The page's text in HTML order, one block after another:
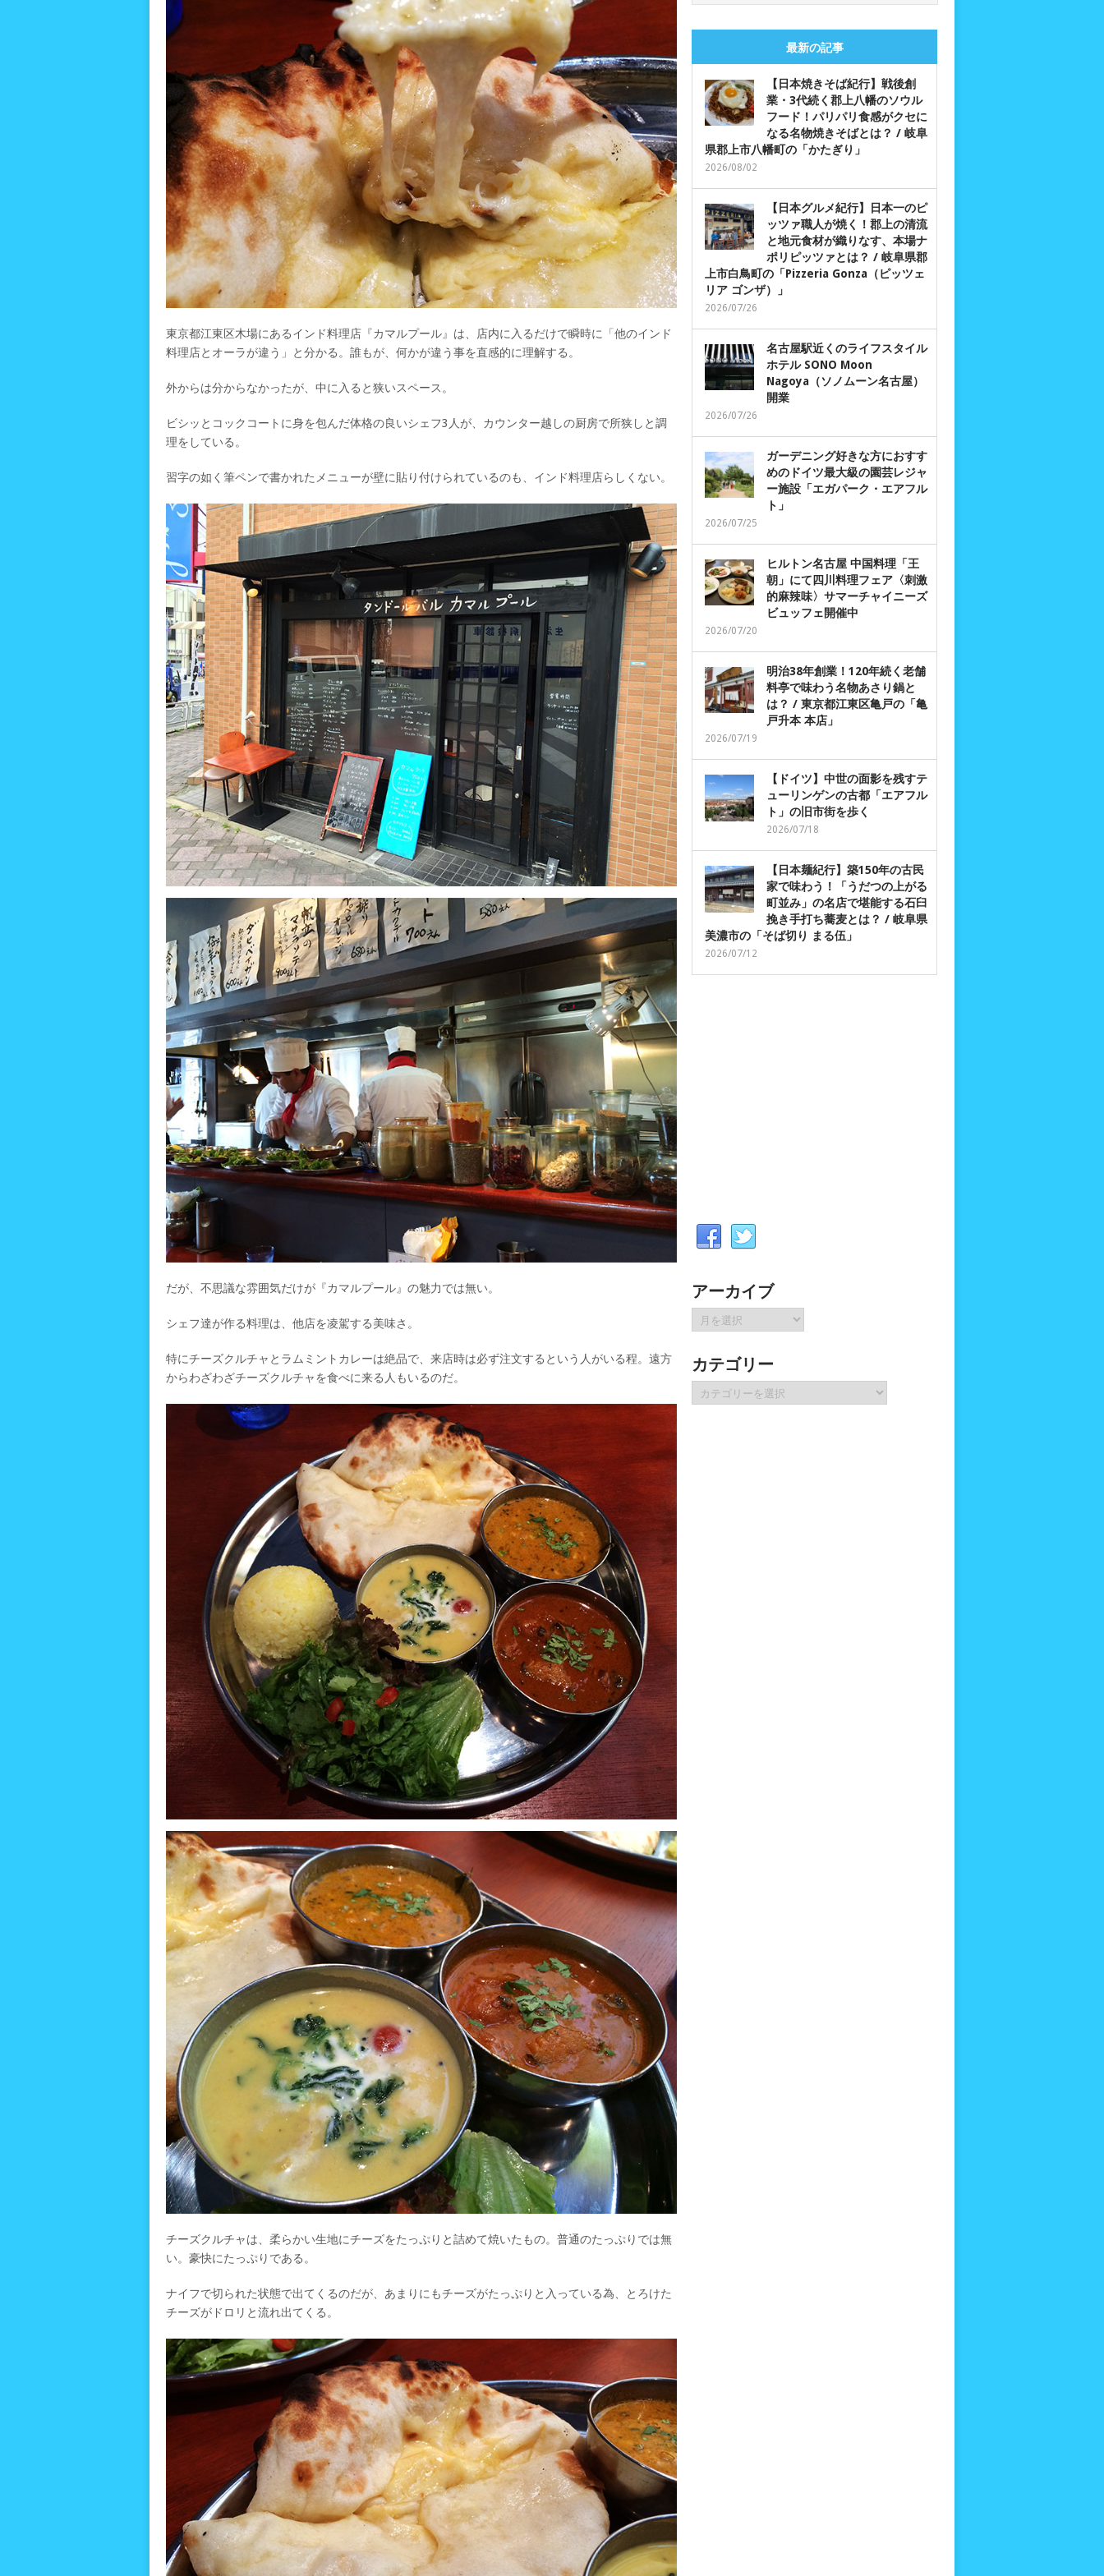
東京都江東区木場にあるインド料理店『カマルプール』は、店内に入るだけで瞬時に「他のインド
料理店とオーラが違う」と分かる。誰もが、何かが違う事を直感的に理解する。
外からは分からなかったが、中に入ると狭いスペース。
ビシッとコックコートに身を包んだ体格の良いシェフ3人が、カウンター越しの厨房で所狭しと調
理をしている。
習字の如く筆ペンで書かれたメニューが壁に貼り付けられているのも、インド料理店らしくない。
だが、不思議な雰囲気だけが『カマルプール』の魅力では無い。
シェフ達が作る料理は、他店を凌駕する美味さ。
特にチーズクルチャとラムミントカレーは絶品で、来店時は必ず注文するという人がいる程。遠方
からわざわざチーズクルチャを食べに来る人もいるのだ。
チーズクルチャは、柔らかい生地にチーズをたっぷりと詰めて焼いたもの。普通のたっぷりでは無
い。豪快にたっぷりである。
ナイフで切られた状態で出てくるのだが、あまりにもチーズがたっぷりと入っている為、とろけた
チーズがドロリと流れ出てくる。
最新の記事
【日本焼きそば紀行】戦後創
業・3代続く郡上八幡のソウル
フード！パリパリ食感がクセに
なる名物焼きそばとは？ / 岐阜
県郡上市八幡町の「かたぎり」
2026/08/02
【日本グルメ紀行】日本一のピ
ッツァ職人が焼く！郡上の清流
と地元食材が織りなす、本場ナ
ポリピッツァとは？ / 岐阜県郡
上市白鳥町の「Pizzeria Gonza（ピッツェ
リア ゴンザ）」
2026/07/26
名古屋駅近くのライフスタイル
ホテル SONO Moon
Nagoya（ソノムーン名古屋）
開業
2026/07/26
ガーデニング好きな方におすす
めのドイツ最大級の園芸レジャ
ー施設「エガパーク・エアフル
ト」
2026/07/25
ヒルトン名古屋 中国料理「王
朝」にて四川料理フェア〈刺激
的麻辣味〉サマーチャイニーズ
ビュッフェ開催中
2026/07/20
明治38年創業！120年続く老舗
料亭で味わう名物あさり鍋と
は？ / 東京都江東区亀戸の「亀
戸升本 本店」
2026/07/19
【ドイツ】中世の面影を残すテ
ューリンゲンの古都「エアフル
ト」の旧市街を歩く
2026/07/18
【日本麺紀行】築150年の古民
家で味わう！「うだつの上がる
町並み」の名店で堪能する石臼
挽き手打ち蕎麦とは？ / 岐阜県
美濃市の「そば切り まる伍」
2026/07/12
アーカイブ
ア
ー
イ
ブ
カテゴリー
テ